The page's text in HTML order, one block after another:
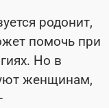
родонит,
помочь при
Но в
женщинам,